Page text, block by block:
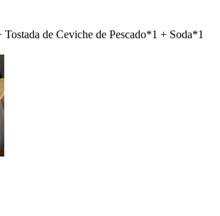
de Ceviche de Pescado*1 + Soda*1